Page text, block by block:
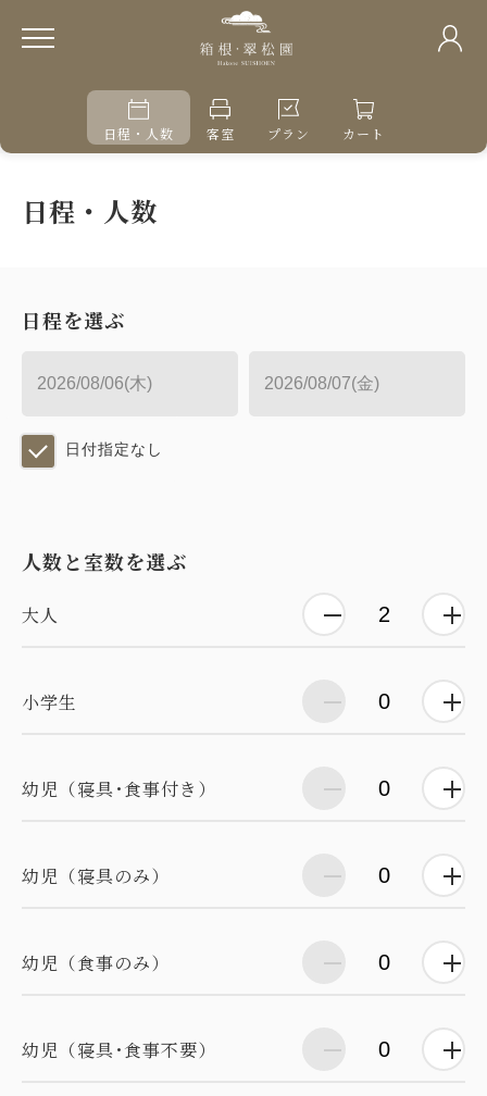
日程・人数 客室 プラン カート
日程・人数
日程を選ぶ
日付指定なし
人数と室数を選ぶ
大人
小学生
幼児（寝具･食事付き）
幼児（寝具のみ）
幼児（食事のみ）
幼児（寝具･食事不要）